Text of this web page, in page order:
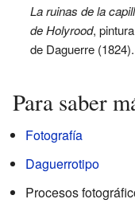
La ruinas de la
de Holyrood, pintura
de Daguerre (1824).
Para saber
Fotografía
Daguerrotipo
Procesos